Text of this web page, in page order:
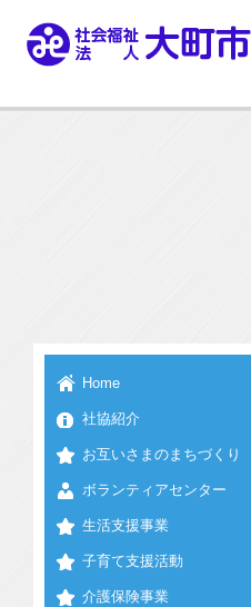
Home
社協紹介
お互いさまのまちづくり
ボランティアセンター
生活支援事業
子育て支援活動
介護保険事業